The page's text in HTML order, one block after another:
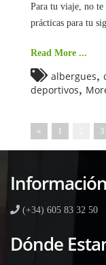
Para tu viaje, no te
prácticas para tu
Read More ...
albergues
deportivos
« 1 3
(+34) 605 83 32 50
Dónde